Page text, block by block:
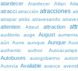
atardecer Atardecer Atlan
atracci atracción atracciones
atrapar atrás atravesando
attention Atteul attraction
auditorio
auge August
aún
Aune aunque Aunque Aura
authentic
author Autoacampe
Autobuses autogobierno autom
Autovía Available avance